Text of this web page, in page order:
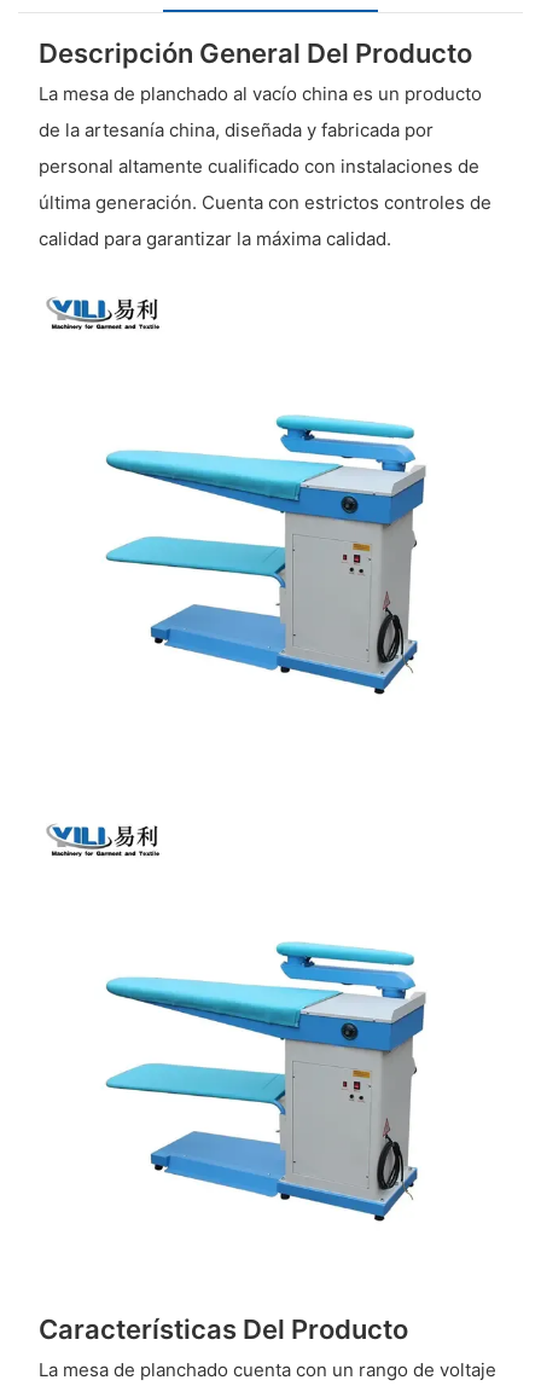
Descripción General Del Producto
La mesa de planchado al vacío china es un producto
de la artesanía china, diseñada y fabricada por
personal altamente cualificado con instalaciones de
última generación. Cuenta con estrictos controles de
calidad para garantizar la máxima calidad.
Características Del Producto
La mesa de planchado cuenta con un rango de voltaje